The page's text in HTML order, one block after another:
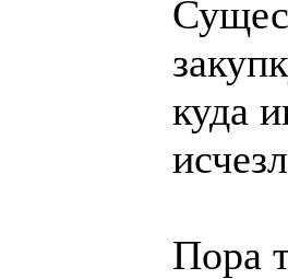
куда
Пора